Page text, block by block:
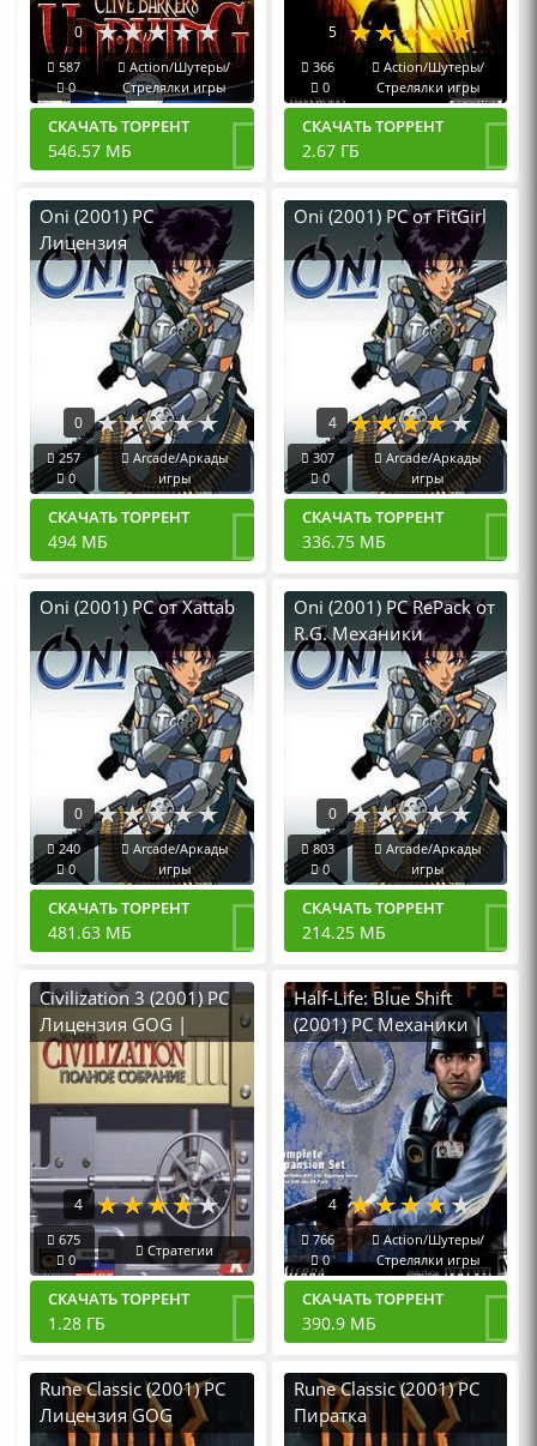
0
587
0
Action/Шутеры/
Стрелялки игры
СКАЧАТЬ ТОРРЕНТ
546.57 МБ
5
366
0
Action/Шутеры/
Стрелялки игры
СКАЧАТЬ ТОРРЕНТ
2.67 ГБ
Oni (2001) PC
Лицензия
0
257
0
Arcade/Аркады
игры
СКАЧАТЬ ТОРРЕНТ
494 МБ
Oni (2001) PC от FitGirl
4
307
0
Arcade/Аркады
игры
СКАЧАТЬ ТОРРЕНТ
336.75 МБ
Oni (2001) PC от Xattab
0
240
0
Arcade/Аркады
игры
СКАЧАТЬ ТОРРЕНТ
481.63 МБ
Oni (2001) PC RePack от
R.G. Механики
0
803
0
Arcade/Аркады
игры
СКАЧАТЬ ТОРРЕНТ
214.25 МБ
Civilization 3 (2001) PC
Лицензия GOG |
Русская версия
4
675
0
Стратегии
СКАЧАТЬ ТОРРЕНТ
1.28 ГБ
Half-Life: Blue Shift
(2001) PC Механики |
Русская версия
4
766
0
Action/Шутеры/
Стрелялки игры
СКАЧАТЬ ТОРРЕНТ
390.9 МБ
Rune Classic (2001) PC
Лицензия GOG
Rune Classic (2001) PC
Пиратка